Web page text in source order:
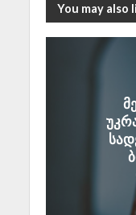
You may also